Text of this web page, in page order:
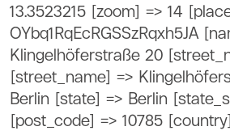
13.3523215 [zoom] => 14
OYbq1RqEcRGSSzRqxh5JA
Klingelhöferstraße 20
[street_name] =>
Berlin [state] => Berlin
[post_code] => 10785